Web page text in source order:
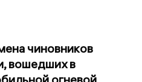
чиновников
вошедших в